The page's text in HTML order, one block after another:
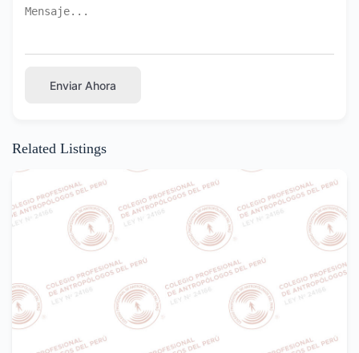
Enviar Ahora
Related Listings